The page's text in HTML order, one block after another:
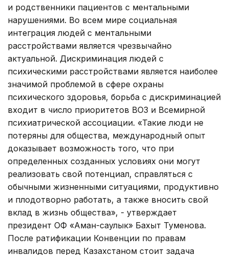
и родственники пациентов с ментальными
нарушениями. Во всем мире социальная
интеграция людей с ментальными
расстройствами является чрезвычайно
актуальной. Дискриминация людей с
психическими расстройствами является наиболее
значимой проблемой в сфере охраны
психического здоровья, борьба с дискриминацией
входит в число приоритетов ВОЗ и Всемирной
психиатрической ассоциации. «Такие люди не
потеряны для общества, международный опыт
доказывает возможность того, что при
определенных созданных условиях они могут
реализовать свой потенциал, справляться с
обычными жизненными ситуациями, продуктивно
и плодотворно работать, а также вносить свой
вклад в жизнь общества», - утверждает
президент ОФ «Аман-саулык» Бахыт Туменова.
После ратификации Конвенции по правам
инвалидов перед Казахстаном стоит задача